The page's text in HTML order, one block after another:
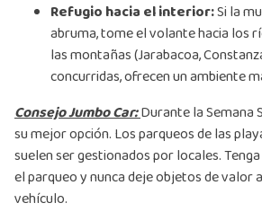
Refugio hacia el interior:Si la
abruma, tome el volante hacia los
las montañas (Jarabacoa,
concurridas, ofrecen un ambiente
Consejo Jumbo Car:Durante la Semana
su mejor opción. Los parqueos de las
suelen ser gestionados por locales.
el parqueo y nunca deje objetos de valor
vehículo.